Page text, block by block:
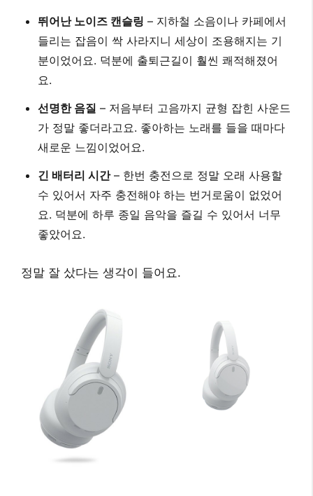
뛰어난 노이즈 캔슬링 – 지하철 소음이나 카페에서
들리는 잡음이 싹 사라지니 세상이 조용해지는 기
분이었어요. 덕분에 출퇴근길이 훨씬 쾌적해졌어
요.
선명한 음질 – 저음부터 고음까지 균형 잡힌 사운드
가 정말 좋더라고요. 좋아하는 노래를 들을 때마다
새로운 느낌이었어요.
긴 배터리 시간– 한번 충전으로 정말 오래 사용할
수 있어서 자주 충전해야 하는 번거로움이 없었어
요. 덕분에 하루 종일 음악을 즐길 수 있어서 너무
좋았어요.
정말 잘 샀다는 생각이 들어요.